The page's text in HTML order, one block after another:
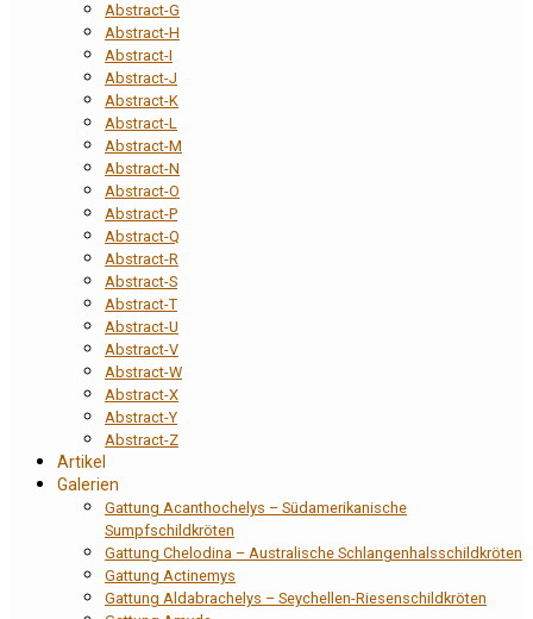
Abstract-G
Abstract-H
Abstract-I
Abstract-J
Abstract-K
Abstract-L
Abstract-M
Abstract-N
Abstract-O
Abstract-P
Abstract-Q
Abstract-R
Abstract-S
Abstract-T
Abstract-U
Abstract-V
Abstract-W
Abstract-X
Abstract-Y
Abstract-Z
Artikel
Galerien
Gattung Acanthochelys – Südamerikanische
Sumpfschildkröten
Gattung Chelodina – Australische Schlangenhalsschildkröten
Gattung Actinemys
Gattung Aldabrachelys – Seychellen-Riesenschildkröten